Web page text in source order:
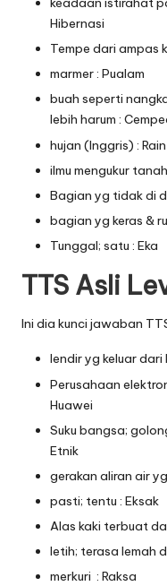
Hibernasi
Tempe dari ampas
marmer : Pualam
buah seperti
lebih harum :
hujan (Inggris) : Rain
ilmu mengukur
Bagian yg tidak di
bagian yg keras &
Tunggal; satu : Eka
TTS Asli
Ini dia kunci jawaban
lendir yg keluar
Perusahaan
Huawei
Suku bangsa;
Etnik
gerakan aliran air
pasti; tentu : Eksak
Alas kaki terbuat
letih; terasa lemah
merkuri : Raksa